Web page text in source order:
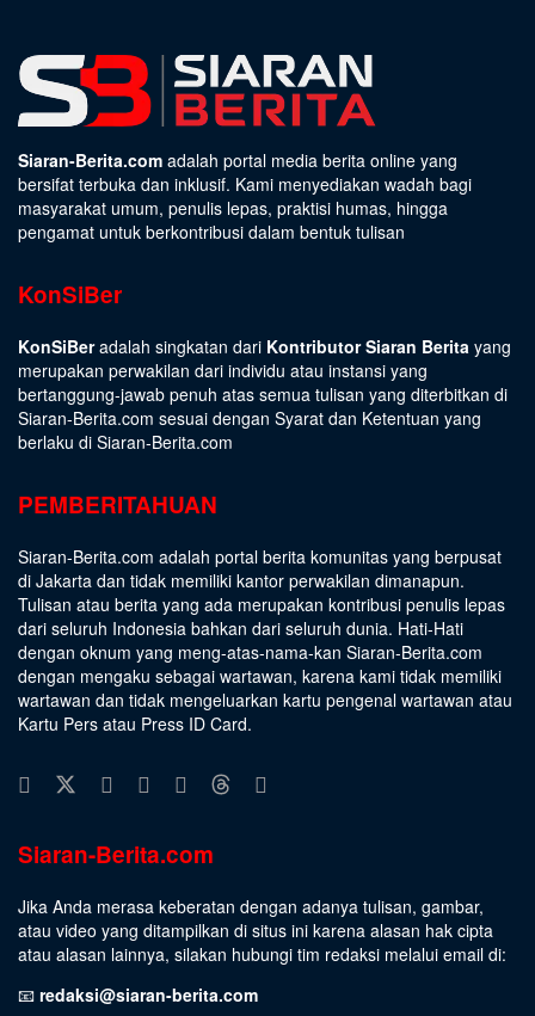
Siaran-Berita.com adalah portal media berita online yang
bersifat terbuka dan inklusif. Kami menyediakan wadah bagi
masyarakat umum, penulis lepas, praktisi humas, hingga
pengamat untuk berkontribusi dalam bentuk tulisan
KonSiBer
KonSiBeradalah singkatan dari Kontributor Siaran Berita yang
merupakan perwakilan dari individu atau instansi yang
bertanggung-jawab penuh atas semua tulisan yang diterbitkan di
Siaran-Berita.com sesuai dengan Syarat dan Ketentuan yang
berlaku di Siaran-Berita.com
PEMBERITAHUAN
Siaran-Berita.com adalah portal berita komunitas yang berpusat
di Jakarta dan tidak memiliki kantor perwakilan dimanapun.
Tulisan atau berita yang ada merupakan kontribusi penulis lepas
dari seluruh Indonesia bahkan dari seluruh dunia. Hati-Hati
dengan oknum yang meng-atas-nama-kan Siaran-Berita.com
dengan mengaku sebagai wartawan, karena kami tidak memiliki
wartawan dan tidak mengeluarkan kartu pengenal wartawan atau
Kartu Pers atau Press ID Card.
Siaran-Berita.com
Jika Anda merasa keberatan dengan adanya tulisan, gambar,
atau video yang ditampilkan di situs ini karena alasan hak cipta
atau alasan lainnya, silakan hubungi tim redaksi melalui email di:
📧 redaksi@siaran-berita.com